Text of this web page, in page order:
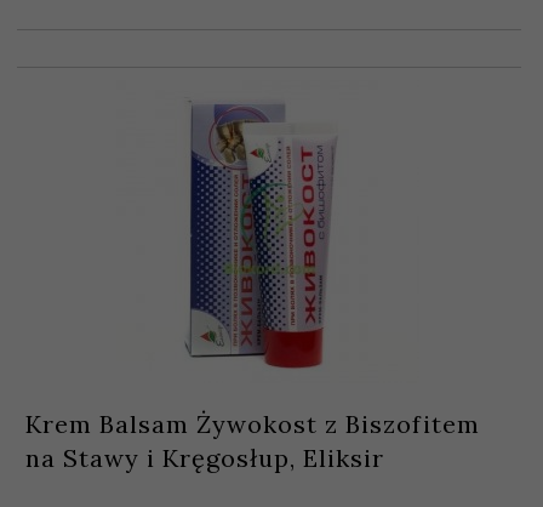
Krem Balsam Żywokost z Biszofitem
na Stawy i Kręgosłup, Eliksir